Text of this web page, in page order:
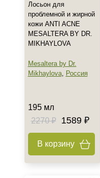
Класс косметики
Домашняя
Профессиональная
Тип кожи
Жирная
Зрелая
Показать еще
Возраст
Лосьон для
проблемной и жирной
кожи ANTI ACNE
MESALTERA BY DR.
MIKHAYLOVA
Mesaltera by Dr.
Mikhaylova, Россия
195 мл
2270 ₽
1589 ₽
В корзину